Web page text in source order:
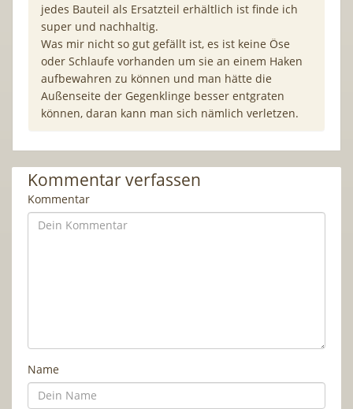
jedes Bauteil als Ersatzteil erhältlich ist finde ich
super und nachhaltig.
Was mir nicht so gut gefällt ist, es ist keine Öse
oder Schlaufe vorhanden um sie an einem Haken
aufbewahren zu können und man hätte die
Außenseite der Gegenklinge besser entgraten
können, daran kann man sich nämlich verletzen.
Kommentar verfassen
Kommentar
Name